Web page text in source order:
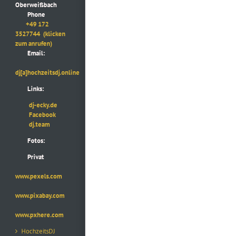
Oberweißbach
Phone
+49 172
3527744 (klicken
zum anrufen)
Email:
dj[a]hochzeitsdj.online
Links:
dj-ecky.de
Facebook
dj.team
Fotos:
Privat
www.pexels.com
www.pixabay.com
www.pxhere.com
HochzeitsDJ